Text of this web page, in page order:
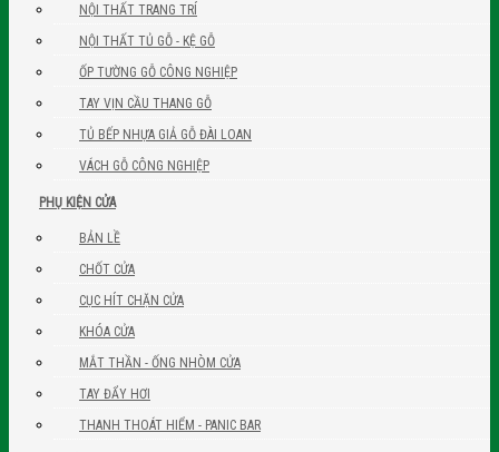
NỘI THẤT TRANG TRÍ
NỘI THẤT TỦ GỖ - KỆ GỖ
ỐP TƯỜNG GỖ CÔNG NGHIỆP
TAY VỊN CẦU THANG GỖ
TỦ BẾP NHỰA GIẢ GỖ ĐÀI LOAN
VÁCH GỖ CÔNG NGHIỆP
PHỤ KIỆN CỬA
BẢN LỀ
CHỐT CỬA
CỤC HÍT CHẶN CỬA
KHÓA CỬA
MẮT THẦN - ỐNG NHÒM CỬA
TAY ĐẨY HƠI
THANH THOÁT HIỂM - PANIC BAR